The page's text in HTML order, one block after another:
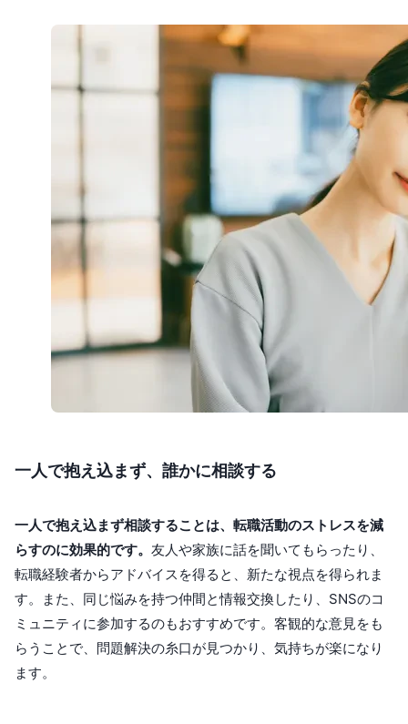
一人で抱え込まず、誰かに相談する
一人で抱え込まず相談することは、転職活動のストレスを減
らすのに効果的です。 友人や家族に話を聞いてもらったり、
転職経験者からアドバイスを得ると、新たな視点を得られま
す。また、同じ悩みを持つ仲間と情報交換したり、SNSのコ
ミュニティに参加するのもおすすめです。客観的な意見をも
らうことで、問題解決の糸口が見つかり、気持ちが楽になり
ます。